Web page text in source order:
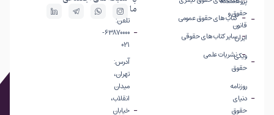
حقوق و
قانون
ایران
ویکی
حقوق
روزنامه
دنیای
حقوق
کتاب های حقوق عمومی
سایر کتاب های حقوقی
نشریات علمی
ما
تلفن:
63870000-
021
آدرس:
تهران،
میدان
انقلاب،
خیابان